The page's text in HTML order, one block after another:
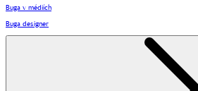
Buga v médiích
Buga designer